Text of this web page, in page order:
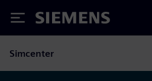
Siemens
Simcenter